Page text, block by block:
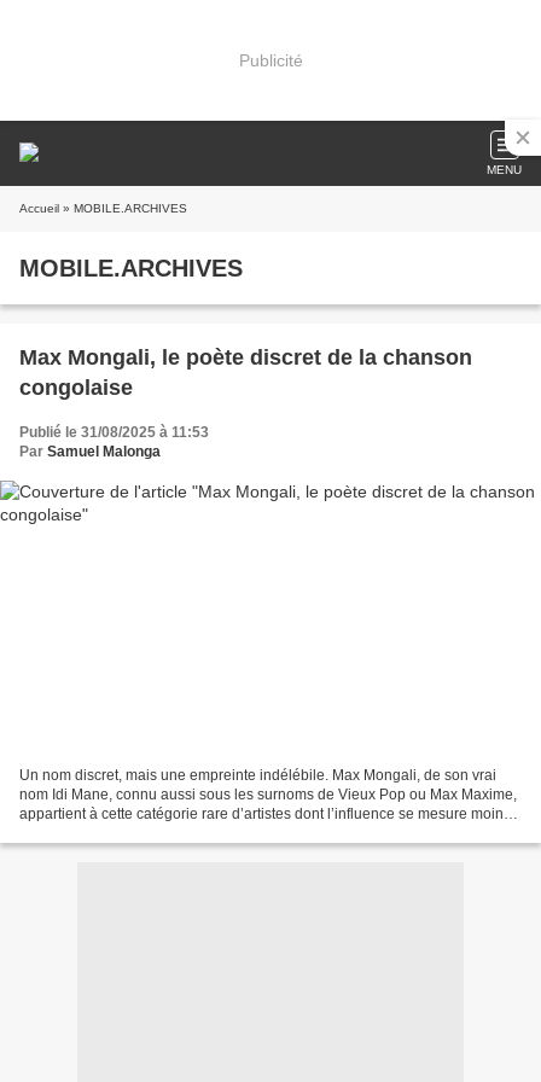
Publicité
MENU
Accueil » MOBILE.ARCHIVES
MOBILE.ARCHIVES
Max Mongali, le poète discret de la chanson
congolaise
Publié le 31/08/2025 à 11:53
Par Samuel Malonga
Un nom discret, mais une empreinte indélébile. Max Mongali, de son vrai
nom Idi Mane, connu aussi sous les surnoms de Vieux Pop ou Max Maxime,
appartient à cette catégorie rare d’artistes dont l’influence se mesure moins